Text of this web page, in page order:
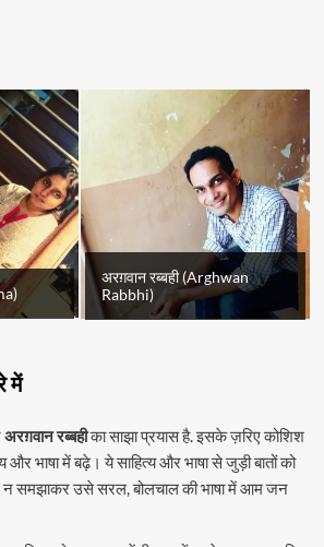
अरग़वान रब्बही (Arghwan
Rabbhi)
में
अरग़वान रब्बहीका साझा प्रयास है. इसके ज़रिए कोशिश
और भाषा में बढ़े। ये साहित्य और भाषा से जुड़ी बातों को
न समझाकर उसे सरल, बोलचाल की भाषा में आम जन